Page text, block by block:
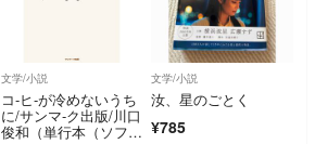
文学/小説
コ-ヒ-が冷めないうち
に/サンマ-ク出版/川口
俊和（単行本（ソフト
文学/小説
汝、星のごとく
¥785